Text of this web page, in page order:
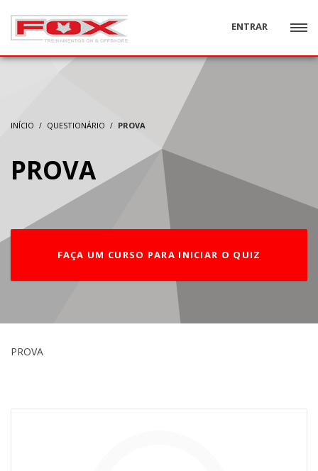
ENTRAR
INÍCIO QUESTIONÁRIO PROVA
PROVA
FAÇA UM CURSO PARA INICIAR O QUIZ
PROVA